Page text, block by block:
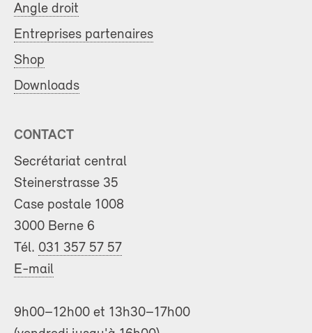
Angle droit
Entreprises partenaires
Shop
Downloads
CONTACT
Secrétariat central
Steinerstrasse 35
Case postale 1008
3000 Berne 6
Tél. 031 357 57 57
E-mail
9h00–12h00 et 13h30–17h00